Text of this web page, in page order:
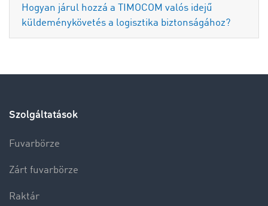
Hogyan járul hozzá a TIMOCOM valós idejű
küldeménykövetés a logisztika biztonságához?
Szolgáltatások
Fuvarbörze
Zárt fuvarbörze
Raktár